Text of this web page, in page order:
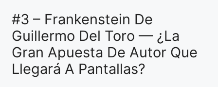
#3 – Frankenstein De
Guillermo Del Toro — ¿La
Gran Apuesta De Autor Que
Llegará A Pantallas?